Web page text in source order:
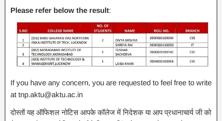
Please refer below the result:
If you have any concern, you are requested to feel free to write
at tnp.aktu@aktu.ac.in
दोस्तों यह ऑफिशल नोटिस आपके कॉलेज में निदेशक या आप प्रधानाचार्य जी को